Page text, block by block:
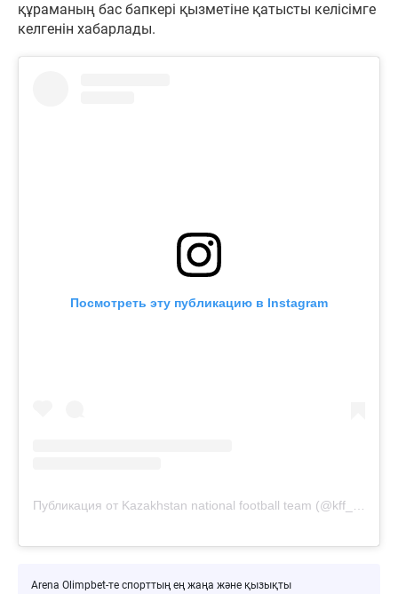
құраманың бас бапкері қызметіне қатысты келісімге
келгенін хабарлады.
Посмотреть эту публикацию в Instagram
Публикация от Kazakhstan national football team (@kff_team)
Arena Olimpbet-те спорттың ең жаңа және қызықты